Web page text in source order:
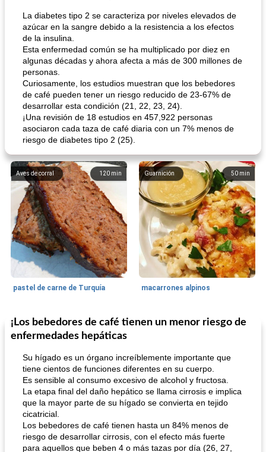
La diabetes tipo 2 se caracteriza por niveles elevados de
azúcar en la sangre debido a la resistencia a los efectos
de la insulina.
Esta enfermedad común se ha multiplicado por diez en
algunas décadas y ahora afecta a más de 300 millones de
personas.
Curiosamente, los estudios muestran que los bebedores
de café pueden tener un riesgo reducido de 23-67% de
desarrollar esta condición (21, 22, 23, 24).
¡Una revisión de 18 estudios en 457,922 personas
asociaron cada taza de café diaria con un 7% menos de
riesgo de diabetes tipo 2 (25).
120 min
Aves de corral
pastel de carne de Turquía
50 min
Guarnición
macarrones alpinos
215min
Cocina del mundo
mochi fácil
75min
Arroz blanco
Salsa de salchicha picante
¡Los bebedores de café tienen un menor riesgo de
enfermedades hepáticas
Su hígado es un órgano increíblemente importante que
tiene cientos de funciones diferentes en su cuerpo.
Es sensible al consumo excesivo de alcohol y fructosa.
La etapa final del daño hepático se llama cirrosis e implica
que la mayor parte de su hígado se convierta en tejido
cicatricial.
Los bebedores de café tienen hasta un 84% menos de
riesgo de desarrollar cirrosis, con el efecto más fuerte
para aquellos que beben 4 o más tazas por día (26, 27,